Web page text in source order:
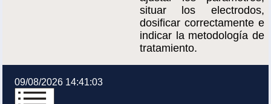
situar los electrodos,
dosificar correctamente e
indicar la metodología de
tratamiento.
09/08/2026 14:41:03